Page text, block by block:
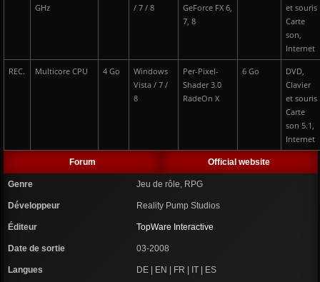
GHz
/ 7 / 8
GeForce FX 6,
7, 8
et souris
Carte
son,
Internet
REC. Multicore CPU 4 Go
Windows
Vista / 7 /
8
Per-Pixel-
Shader 3.0
RadeOn X
6 Go
DVD,
Clavier
et souris
Carte
son 5.1,
Internet
Forum Official website
Genre Jeu de rôle, RPG
Développeur Reality Pump Studios
Éditeur TopWare Interactive
Date de sortie 03-2008
Langues DE | EN | FR | IT | ES